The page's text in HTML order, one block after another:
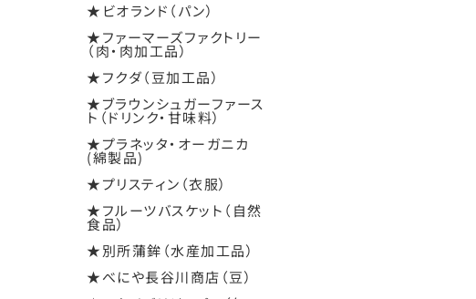
★ビオランド（パン）
★ファーマーズファクトリー
（肉・肉加工品）
★フクダ（豆加工品）
★ブラウンシュガーファース
ト（ドリンク・甘味料）
★プラネッタ・オーガニカ
(綿製品)
★プリスティン（衣服）
★フルーツバスケット（自然
食品）
★別所蒲鉾（水産加工品）
★べにや長谷川商店（豆）